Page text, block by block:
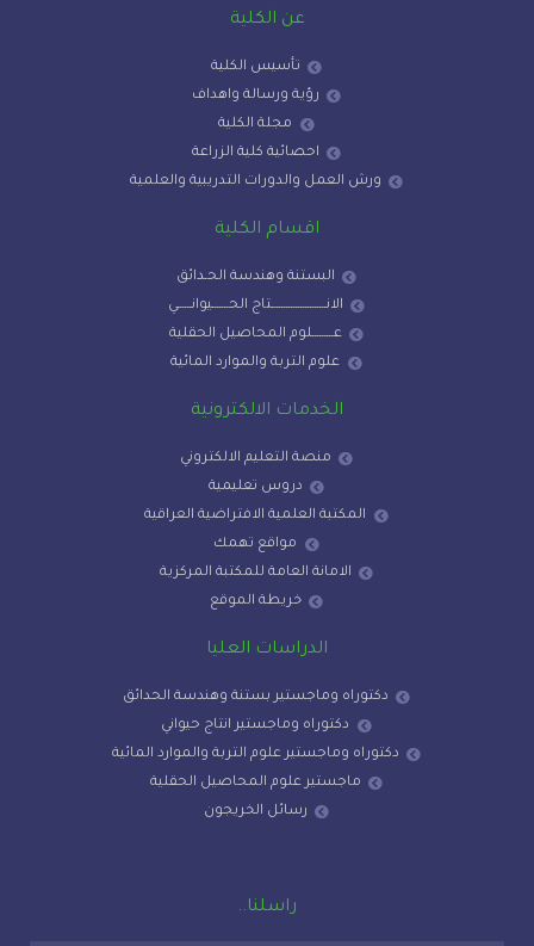
عن الكلية
تأسيس الكلية
رؤية ورسالة واهداف
مجلة الكلية
احصائية كلية الزراعة
ورش العمل والدورات التدريبية والعلمية
اقسام الكلية
البستنة وهندسة الحـدائق
الانـــــــــــــــــــــــتاج الحـــــــيوانــــــي
عـــــــــلوم المحاصيل الحقلية
علوم التربة والموارد المائية
الخدمات الالكترونية
منصة التعليم الالكتروني
دروس تعليمية
المكتبة العلمية الافتراضية العراقية
مواقع تهمك
الامانة العامة للمكتبة المركزية
خريطة الموقع
الدراسات العليا
دكتوراه وماجستير بستنة وهندسة الحدائق
دكتوراه وماجستير انتاج حيواني
دكتوراه وماجستير علوم التربة والموارد المائية
ماجستير علوم المحاصيل الحقلية
رسائل الخريجون
راسلنا..